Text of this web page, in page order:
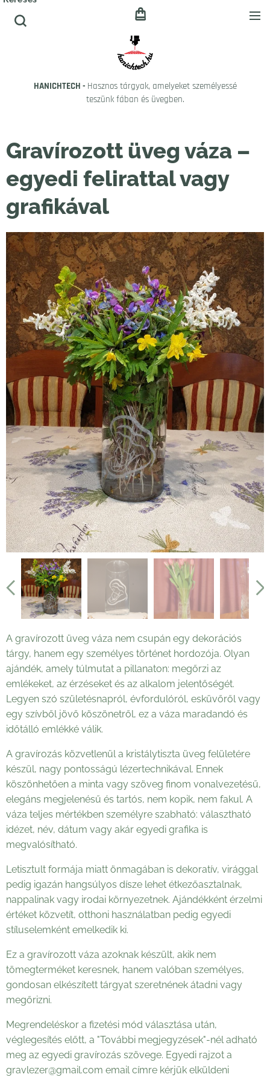
HANICHTECH - Hasznos tárgyak, amelyeket személyessé
teszünk fában és üvegben.
Gravírozott üveg váza –
egyedi felirattal vagy
grafikával
A gravírozott üveg váza nem csupán egy dekorációs
tárgy, hanem egy személyes történet hordozója. Olyan
ajándék, amely túlmutat a pillanaton: megőrzi az
emlékeket, az érzéseket és az alkalom jelentőségét.
Legyen szó születésnapról, évfordulóról, esküvőről vagy
egy szívből jövő köszönetről, ez a váza maradandó és
időtálló emlékké válik.
A gravírozás közvetlenül a kristálytiszta üveg felületére
készül, nagy pontosságú lézertechnikával. Ennek
köszönhetően a minta vagy szöveg finom vonalvezetésű,
elegáns megjelenésű és tartós, nem kopik, nem fakul. A
váza teljes mértékben személyre szabható: választható
idézet, név, dátum vagy akár egyedi grafika is
megvalósítható.
Letisztult formája miatt önmagában is dekoratív, virággal
pedig igazán hangsúlyos dísze lehet étkezőasztalnak,
nappalinak vagy irodai környezetnek. Ajándékként érzelmi
értéket közvetít, otthoni használatban pedig egyedi
stíluselemként emelkedik ki.
Ez a gravírozott váza azoknak készült, akik nem
tömegterméket keresnek, hanem valóban személyes,
gondosan elkészített tárgyat szeretnének átadni vagy
megőrizni.
Megrendeléskor a fizetési mód választása után,
véglegesítés előtt, a "További megjegyzések"-nél adható
meg az egyedi gravírozás szövege. Egyedi rajzot a
gravlezer@gmail.com email címre kérjük elküldeni